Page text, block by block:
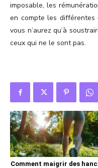
imposable, les
en compte les différentes
vous n’aurez qu’à
ceux qui ne le sont pas.
Comment maigrir des